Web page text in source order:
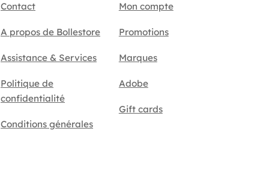
Contact
A propos de Bollestore
Assistance & Services
Politique de
confidentialité
Conditions générales
Mon compte
Promotions
Marques
Adobe
Gift cards